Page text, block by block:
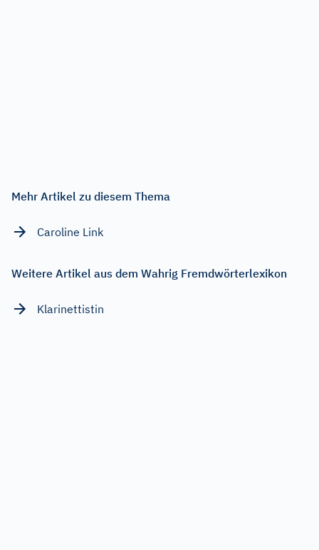
Mehr Artikel zu diesem Thema
Caroline Link
Weitere Artikel aus dem Wahrig Fremdwörterlexikon
Klarinettistin